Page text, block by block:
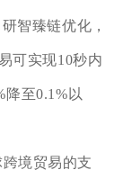
智臻链优化，
可实现10秒内
至0.1%以
境贸易的支